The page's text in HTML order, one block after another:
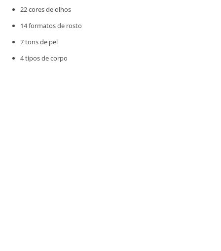
22 cores de olhos
14 formatos de rosto
7 tons de pel
4 tipos de corpo